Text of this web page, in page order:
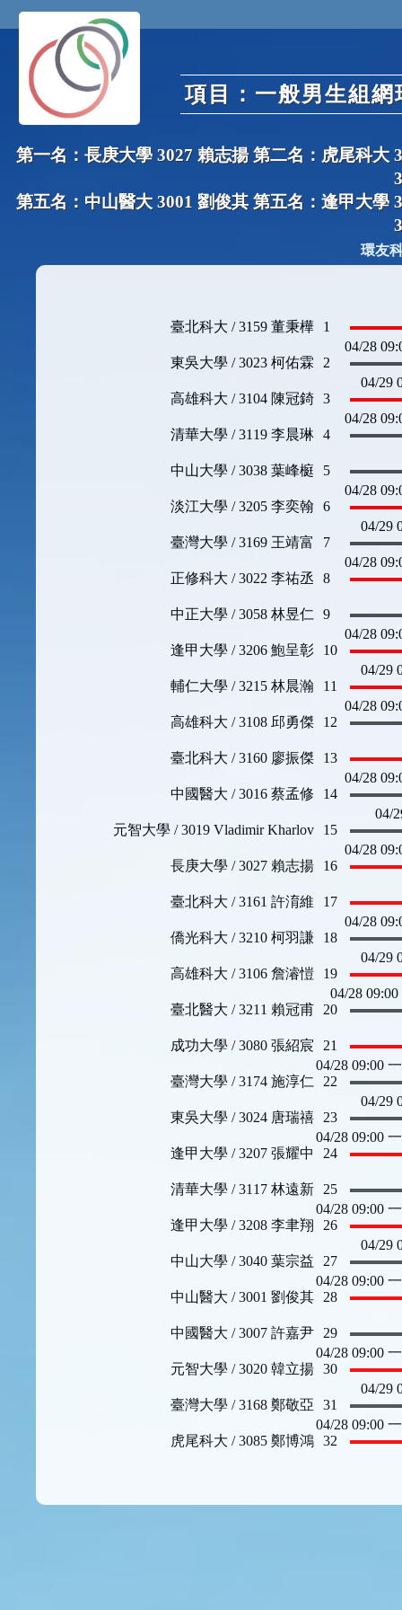
項目：一般男生組
第一名：長庚大學 3027 賴志揚 第二名：虎尾科大
第五名：中山醫大 3001 劉俊其 第五名：逢甲大學
環友
04/29
04/28
臺北科大 / 3159 董秉樺 1
東吳大學 / 3023 柯佑霖 2
04/28
高雄科大 / 3104 陳冠錡 3
清華大學 / 3119 李晨琳 4
04/29
04/28
中山大學 / 3038 葉峰榳 5
淡江大學 / 3205 李奕翰 6
04/28
臺灣大學 / 3169 王靖富 7
正修科大 / 3022 李祐丞 8
04/29
04/28
中正大學 / 3058 林昱仁 9
逢甲大學 / 3206 鮑呈彰 10
04/28
輔仁大學 / 3215 林晨瀚 11
高雄科大 / 3108 邱勇傑 12
04/
04/28
臺北科大 / 3160 廖振傑 13
中國醫大 / 3016 蔡孟修 14
04/28
元智大學 / 3019 Vladimir Kharlov 15
長庚大學 / 3027 賴志揚 16
04/29
04/28
臺北科大 / 3161 許淯維 17
僑光科大 / 3210 柯羽謙 18
04/28
高雄科大 / 3106 詹濬愷 19
臺北醫大 / 3211 賴冠甫 20
04/29
04/28 09:00
成功大學 / 3080 張紹宸 21
臺灣大學 / 3174 施淳仁 22
04/28 09:00
東吳大學 / 3024 唐瑞禧 23
逢甲大學 / 3207 張耀中 24
04/29
04/28 09:00
清華大學 / 3117 林遠新 25
逢甲大學 / 3208 李聿翔 26
04/28 09:00
中山大學 / 3040 葉宗益 27
中山醫大 / 3001 劉俊其 28
04/29
04/28 09:00
中國醫大 / 3007 許嘉尹 29
元智大學 / 3020 韓立揚 30
04/28 09:00
臺灣大學 / 3168 鄭敬亞 31
虎尾科大 / 3085 鄭博鴻 32